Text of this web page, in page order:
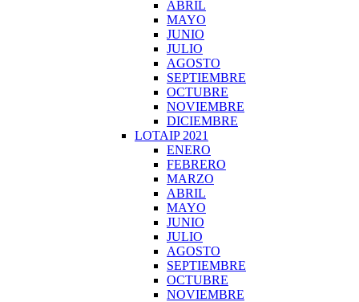
ABRIL
MAYO
JUNIO
JULIO
AGOSTO
SEPTIEMBRE
OCTUBRE
NOVIEMBRE
DICIEMBRE
LOTAIP 2021
ENERO
FEBRERO
MARZO
ABRIL
MAYO
JUNIO
JULIO
AGOSTO
SEPTIEMBRE
OCTUBRE
NOVIEMBRE